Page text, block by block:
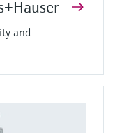
and